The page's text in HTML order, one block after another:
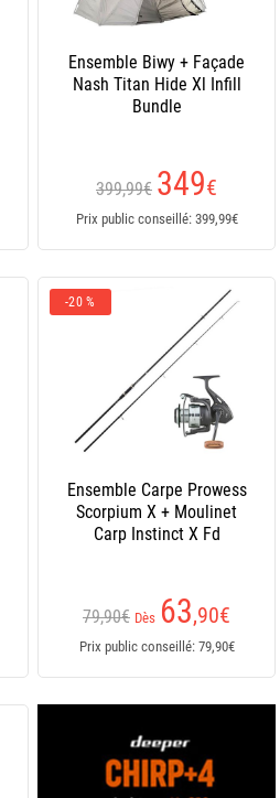
Ensemble Biwy + Façade
Nash Titan Hide Xl Infill
Bundle
399,99€ 349€
Prix public conseillé: 399,99€
-20 %
Ensemble Carpe Prowess
Scorpium X + Moulinet
Carp Instinct X Fd
79,90€ Dès 63,90€
Prix public conseillé: 79,90€